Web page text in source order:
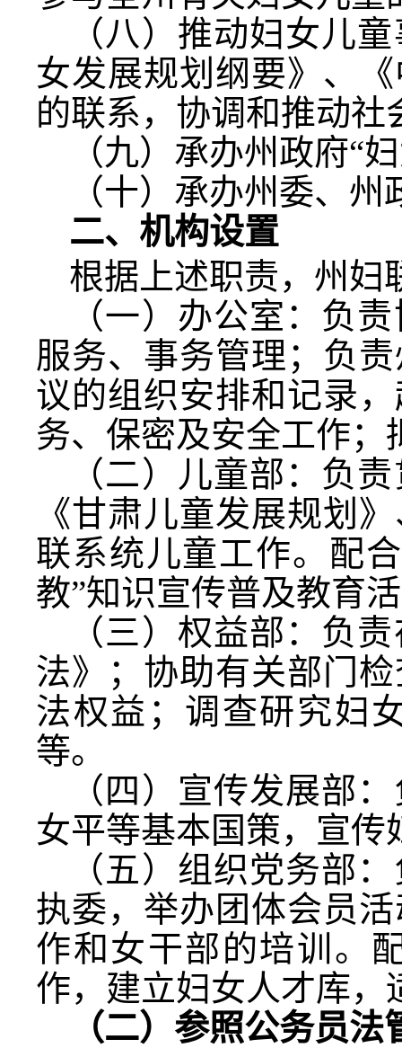
（八）推动妇女儿
女发展规划纲要》、
的联系，协调和推动
（九）承办州政府“
（十）承办州委、
二、机构设置
根据上述职责，州妇
（一）办公室：负
服务、事务管理；负
议的组织安排和记录
务、保密及安全工作
（二）儿童部：负
《甘肃儿童发展规划
联系统儿童工作。配
教”知识宣传普及教育
（三）权益部：负
法》；协助有关部门
法权益；调查研究妇
等。
（四）宣传发展部
女平等基本国策，宣传
（五）组织党务部
执委，举办团体会员
作和女干部的培训。
作，建立妇女人才库，
（二）参照公务员法